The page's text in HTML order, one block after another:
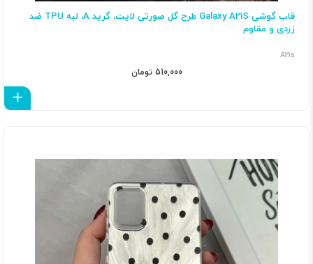
قاب گوشی Galaxy A21S طرح گل صورتی لایت، گرید A، لبه TPU ضد
زردی و مقاوم
A21s
510,000 تومان